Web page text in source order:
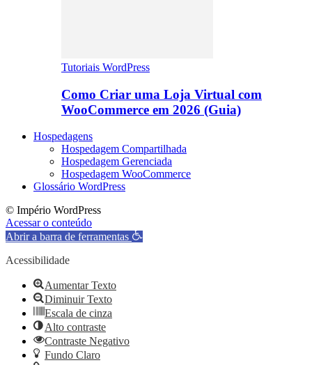
Tutoriais WordPress
Como Criar uma Loja Virtual com
WooCommerce em 2026 (Guia)
Hospedagens
Hospedagem Compartilhada
Hospedagem Gerenciada
Hospedagem WooCommerce
Glossário WordPress
© Império WordPress
Acessar o conteúdo
Abrir a barra de ferramentas
Acessibilidade
Aumentar Texto
Diminuir Texto
Escala de cinza
Alto contraste
Contraste Negativo
Fundo Claro